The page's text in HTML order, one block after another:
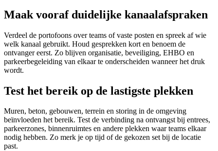
Maak vooraf duidelijke kanaalafspraken
Verdeel de portofoons over teams of vaste posten en spreek af wie
welk kanaal gebruikt. Houd gesprekken kort en benoem de
ontvanger eerst. Zo blijven organisatie, beveiliging, EHBO en
parkeerbegeleiding van elkaar te onderscheiden wanneer het druk
wordt.
Test het bereik op de lastigste plekken
Muren, beton, gebouwen, terrein en storing in de omgeving
beïnvloeden het bereik. Test de verbinding na ontvangst bij entrees,
parkeerzones, binnenruimtes en andere plekken waar teams elkaar
nodig hebben. Zo merk je op tijd of de gekozen set bij de locatie
past.